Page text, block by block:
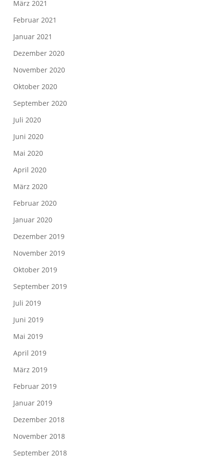
März 2021
Februar 2021
Januar 2021
Dezember 2020
November 2020
Oktober 2020
September 2020
Juli 2020
Juni 2020
Mai 2020
April 2020
März 2020
Februar 2020
Januar 2020
Dezember 2019
November 2019
Oktober 2019
September 2019
Juli 2019
Juni 2019
Mai 2019
April 2019
März 2019
Februar 2019
Januar 2019
Dezember 2018
November 2018
September 2018